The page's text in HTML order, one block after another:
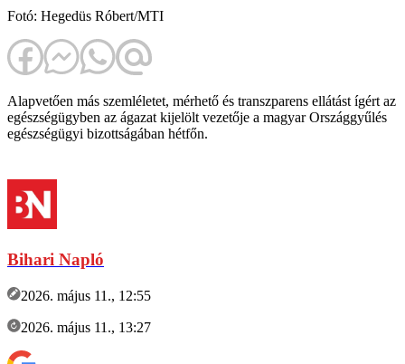
Fotó: Hegedüs Róbert/MTI
Alapvetően más szemléletet, mérhető és transzparens ellátást ígért az
egészségügyben az ágazat kijelölt vezetője a magyar Országgyűlés
egészségügyi bizottságában hétfőn.
Bihari Napló
2026. május 11., 12:55
2026. május 11., 13:27